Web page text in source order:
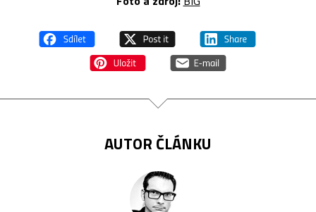
AUTOR ČLÁNKU